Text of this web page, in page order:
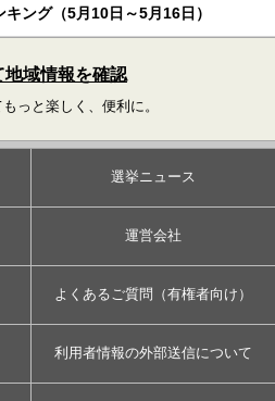
ング（5月10日～5月16日）
地域情報を確認
っと楽しく、便利に。
選挙ニュース
運営会社
よくあるご質問（有権者向け）
利用者情報の外部送信について